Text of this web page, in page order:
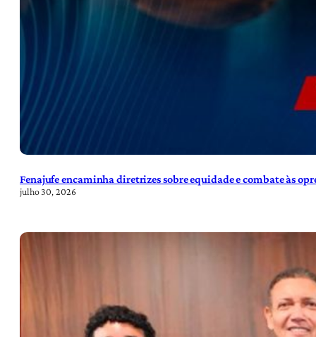
Fenajufe encaminha diretrizes sobre equidade e combate às
julho 30, 2026